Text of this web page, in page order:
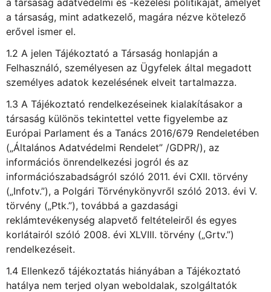
a társaság adatvédelmi és -kezelési politikáját, amelyet
a társaság, mint adatkezelő, magára nézve kötelező
erővel ismer el.
1.2 A jelen Tájékoztató a Társaság honlapján a
Felhasználó, személyesen az Ügyfelek által megadott
személyes adatok kezelésének elveit tartalmazza.
1.3 A Tájékoztató rendelkezéseinek kialakításakor a
társaság különös tekintettel vette figyelembe az
Európai Parlament és a Tanács 2016/679 Rendeletében
(„Általános Adatvédelmi Rendelet” /GDPR/), az
információs önrendelkezési jogról és az
információszabadságról szóló 2011. évi CXII. törvény
(„Infotv.”), a Polgári Törvénykönyvről szóló 2013. évi V.
törvény („Ptk.”), továbbá a gazdasági
reklámtevékenység alapvető feltételeiről és egyes
korlátairól szóló 2008. évi XLVIII. törvény („Grtv.”)
rendelkezéseit.
1.4 Ellenkező tájékoztatás hiányában a Tájékoztató
hatálya nem terjed olyan weboldalak, szolgáltatók